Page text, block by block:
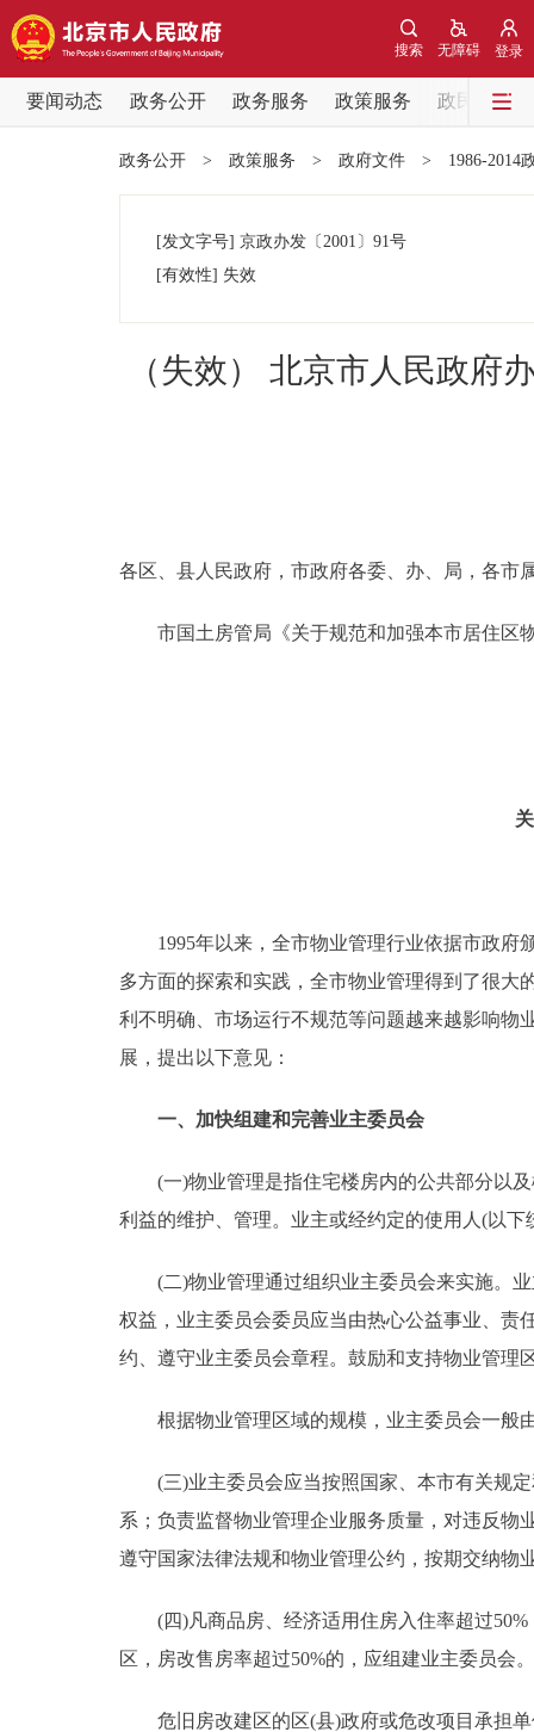
登录
无障碍
搜索
要闻动态 政务公开 政务服务 政策服务
政民互动
党中央精神
政务公开
12345网上接诉即办
参与调查
走进北京
北京概况
ENGLISH
ESPAÑOL
政务公开 > 政策服务 > 政府文件 > 1986-2014
[发文字号] 京政办发 〔2001〕 91号
[有效性] 失效
（失效） 北京市人民政府
各区、县人民政府，市政府各委、办、局，各市
市国土房管局《关于规范和加强本市居住区
1995年以来，全市物业管理行业依据市政府
多方面的探索和实践，全市物业管理得到了很大
利不明确、市场运行不规范等问题越来越影响物
展，提出以下意见：
一、加快组建和完善业主委员会
(一)物业管理是指住宅楼房内的公共部分以及
利益的维护、管理。业主或经约定的使用人(以
(二)物业管理通过组织业主委员会来实施。业
权益，业主委员会委员应当由热心公益事业、责
约、遵守业主委员会章程。鼓励和支持物业管理
根据物业管理区域的规模，业主委员会一般
(三)业主委员会应当按照国家、本市有关规定
系；负责监督物业管理企业服务质量，对违反物
遵守国家法律法规和物业管理公约，按期交纳物
(四)凡商品房、经济适用住房入住率超过50%
区，房改售房率超过50%的，应组建业主委员会。
危旧房改建区的区(县)政府或危改项目承担单